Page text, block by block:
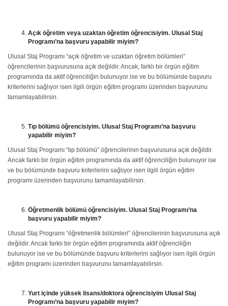
Açık öğretim veya uzaktan öğretim öğrencisiyim. Ulusal Staj
Programı’na başvuru yapabilir miyim?
Ulusal Staj Programı “açık öğretim ve uzaktan öğretim bölümleri”
öğrencilerinin başvurusuna açık değildir. Ancak, farklı bir örgün eğitim
programında da aktif öğrenciliğin bulunuyor ise ve bu bölümünde başvuru
kriterlerini sağlıyor isen ilgili örgün eğitim programı üzerinden başvurunu
tamamlayabilirsin.
Tıp bölümü öğrencisiyim. Ulusal Staj Programı’na başvuru
yapabilir miyim?
Ulusal Staj Programı “tıp bölümü” öğrencilerinin başvurusuna açık değildir.
Ancak farklı bir örgün eğitim programında da aktif öğrenciliğin bulunuyor ise
ve bu bölümünde başvuru kriterlerini sağlıyor isen ilgili örgün eğitim
programı üzerinden başvurunu tamamlayabilirsin.
Öğretmenlik bölümü öğrencisiyim. Ulusal Staj Programı’na
başvuru yapabilir miyim?
Ulusal Staj Programı “öğretmenlik bölümleri” öğrencilerinin başvurusuna açık
değildir. Ancak farklı bir örgün eğitim programında aktif öğrenciliğin
bulunuyor ise ve bu bölümünde başvuru kriterlerini sağlıyor isen ilgili örgün
eğitim programı üzerinden başvurunu tamamlayabilirsin.
Yurt içinde yüksek lisans/doktora öğrencisiyim Ulusal Staj
Programı’na başvuru yapabilir miyim?